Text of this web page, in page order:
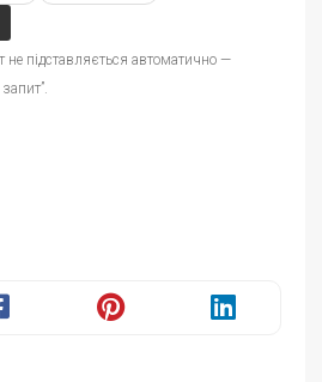
не підставляється автоматично —